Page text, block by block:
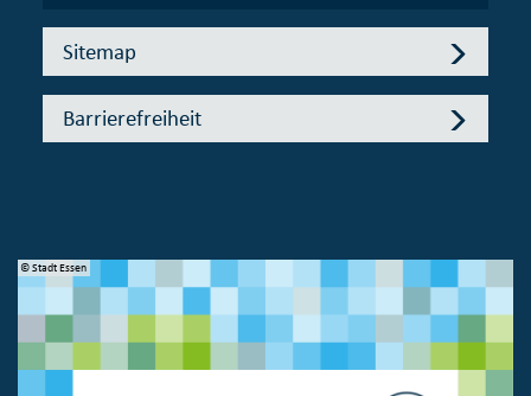
Sitemap
Barrierefreiheit
© Stadt Essen